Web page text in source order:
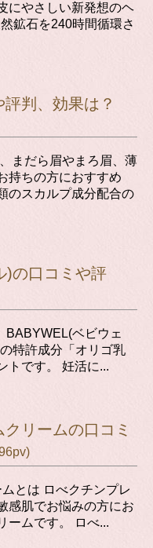
にやさしい新発想のヘ
鉱石を240時間循環さ
判、効果は？
まだら眉やまろ眉、薄
持ちの方におすすめ
のスカルプ成分配合の
)の口コミや評
BABYWEL(ベビウェ
特許成分「オリゴ乳
トです。 妊活に...
リームの口コミ
とは ロべクチンプレ
感肌でお悩みの方にお
ームです。 ロべ...